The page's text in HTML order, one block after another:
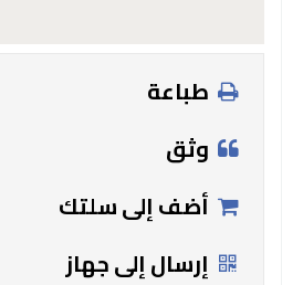
طباعة
وثق
أضف إلى سلتك
إرسال إلى جهاز